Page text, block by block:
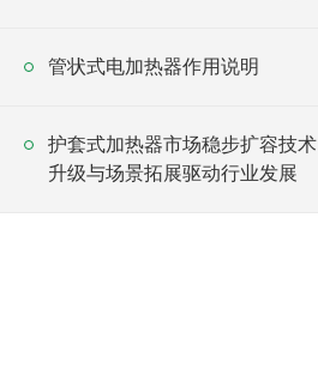
管状式电加热器作用说明
护套式加热器市场稳步扩容技术
升级与场景拓展驱动行业发展